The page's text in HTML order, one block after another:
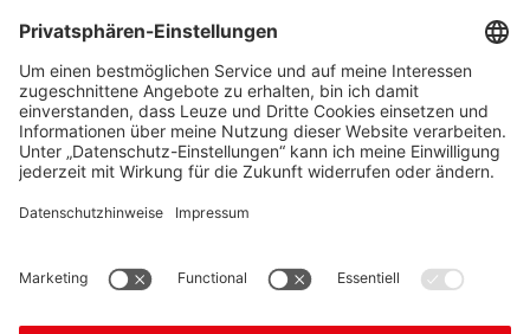
The Sensor People
Quick Links
Folgen Sie uns